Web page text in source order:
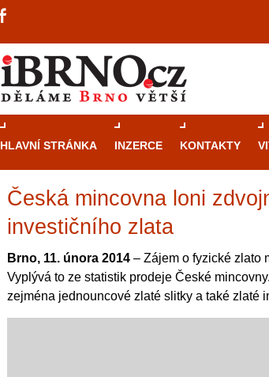
HLAVNÍ STRÁNKA INZERCE KONTAKTY
Česká mincovna loni
investičního zlata
Brno, 11. února 2014 – Zájem o fyzické zlato
Vyplývá to ze statistik prodeje České
zejména jednouncové zlaté slitky a také zlaté
Brno je
místem,
různé
metropoli